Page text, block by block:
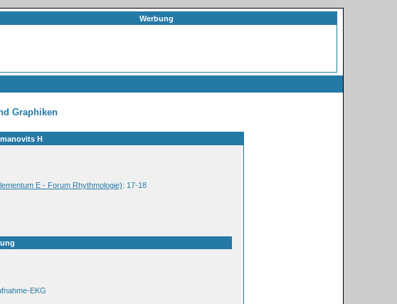
Werbung
Graphiken
H
E - Forum Rhythmologie): 17-18
EKG